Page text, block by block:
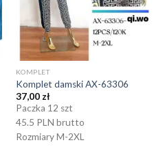
KOMPLET
Komplet damski AX-63306
37,00 zł
Paczka 12 szt
45.5 PLN brutto
Rozmiary M-2XL